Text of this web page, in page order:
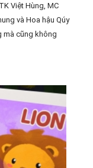
Việt Hùng, MC
và Hoa hậu Qúy
mà cũng không